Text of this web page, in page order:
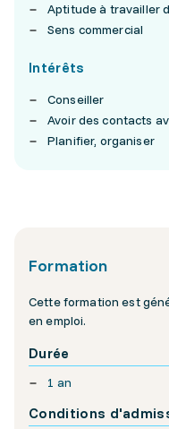
Aptitude à travailler
Sens commercial
Intérêts
Conseiller
Avoir des contacts
Planifier, organiser
Formation
Cette formation est
en emploi.
Durée
1 an
Conditions